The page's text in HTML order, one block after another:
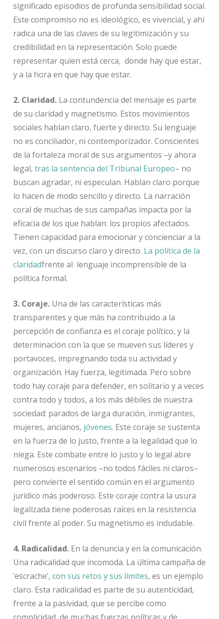
significado episodios de profunda sensibilidad social.
Este compromiso no es ideológico, es vivencial, y ahí
radica una de las claves de su legitimización y su
credibilidad en la representación. Solo puede
representar quien está cerca, donde hay que estar,
y a la hora en que hay que estar.
2. Claridad.La contundencia del mensaje es parte
de su claridad y magnetismo. Estos movimientos
sociales hablan claro, fuerte y directo. Su lenguaje
no es conciliador, ni contemporizador. Conscientes
de la fortaleza moral de sus argumentos –y ahora
legal, tras la sentencia del Tribunal Europeo– no
buscan agradar, ni especulan. Hablan claro porque
lo hacen de modo sencillo y directo. La narración
coral de muchas de sus campañas impacta por la
eficacia de los que hablan: los propios afectados.
Tienen capacidad para emocionar y concienciar a la
vez, con un discurso claro y directo. La política de la
claridadfrente al lenguaje incomprensible de la
política formal.
3. Coraje.Una de las características más
transparentes y que más ha contribuido a la
percepción de confianza es el coraje político, y la
determinación con la que se mueven sus líderes y
portavoces, impregnando toda su actividad y
organización. Hay fuerza, legitimada. Pero sobre
todo hay coraje para defender, en solitario y a veces
contra todo y todos, a los más débiles de nuestra
sociedad: parados de larga duración, inmigrantes,
mujeres, ancianos, jóvenes. Este coraje se sustenta
en la fuerza de lo justo, frente a la legalidad que lo
niega. Este combate entre lo justo y lo legal abre
numerosos escenarios –no todos fáciles ni claros–
pero convierte el sentido común en el argumento
jurídico más poderoso. Este coraje contra la usura
legalizada tiene poderosas raíces en la resistencia
civil frente al poder. Su magnetismo es indudable.
4. Radicalidad.En la denuncia y en la comunicación.
Una radicalidad que incomoda. La última campaña de
‘escrache’, con sus retos y sus límites, es un ejemplo
claro. Esta radicalidad es parte de su autenticidad,
frente a la pasividad, que se percibe como